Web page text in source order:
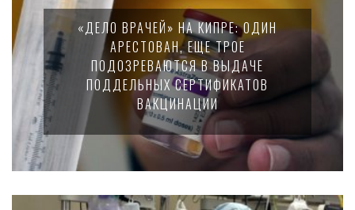
«ДЕЛО ВРАЧЕЙ» НА КИПРЕ: ОДИН
АРЕСТОВАН, ЕЩЕ ТРОЕ
ПОДОЗРЕВАЮТСЯ В ВЫДАЧЕ
ПОДДЕЛЬНЫХ СЕРТИФИКАТОВ
ВАКЦИНАЦИИ